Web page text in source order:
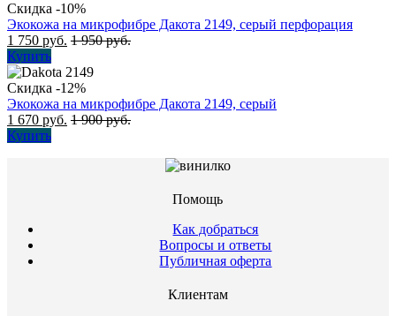
Скидка -10%
Экокожа на микрофибре Дакота 2149, серый перфорация
1 750 руб. 1 950руб.
Купить
Скидка -12%
Экокожа на микрофибре Дакота 2149, серый
1 670 руб. 1 900руб.
Купить
Помощь
Как добраться
Вопросы и ответы
Публичная оферта
Клиентам